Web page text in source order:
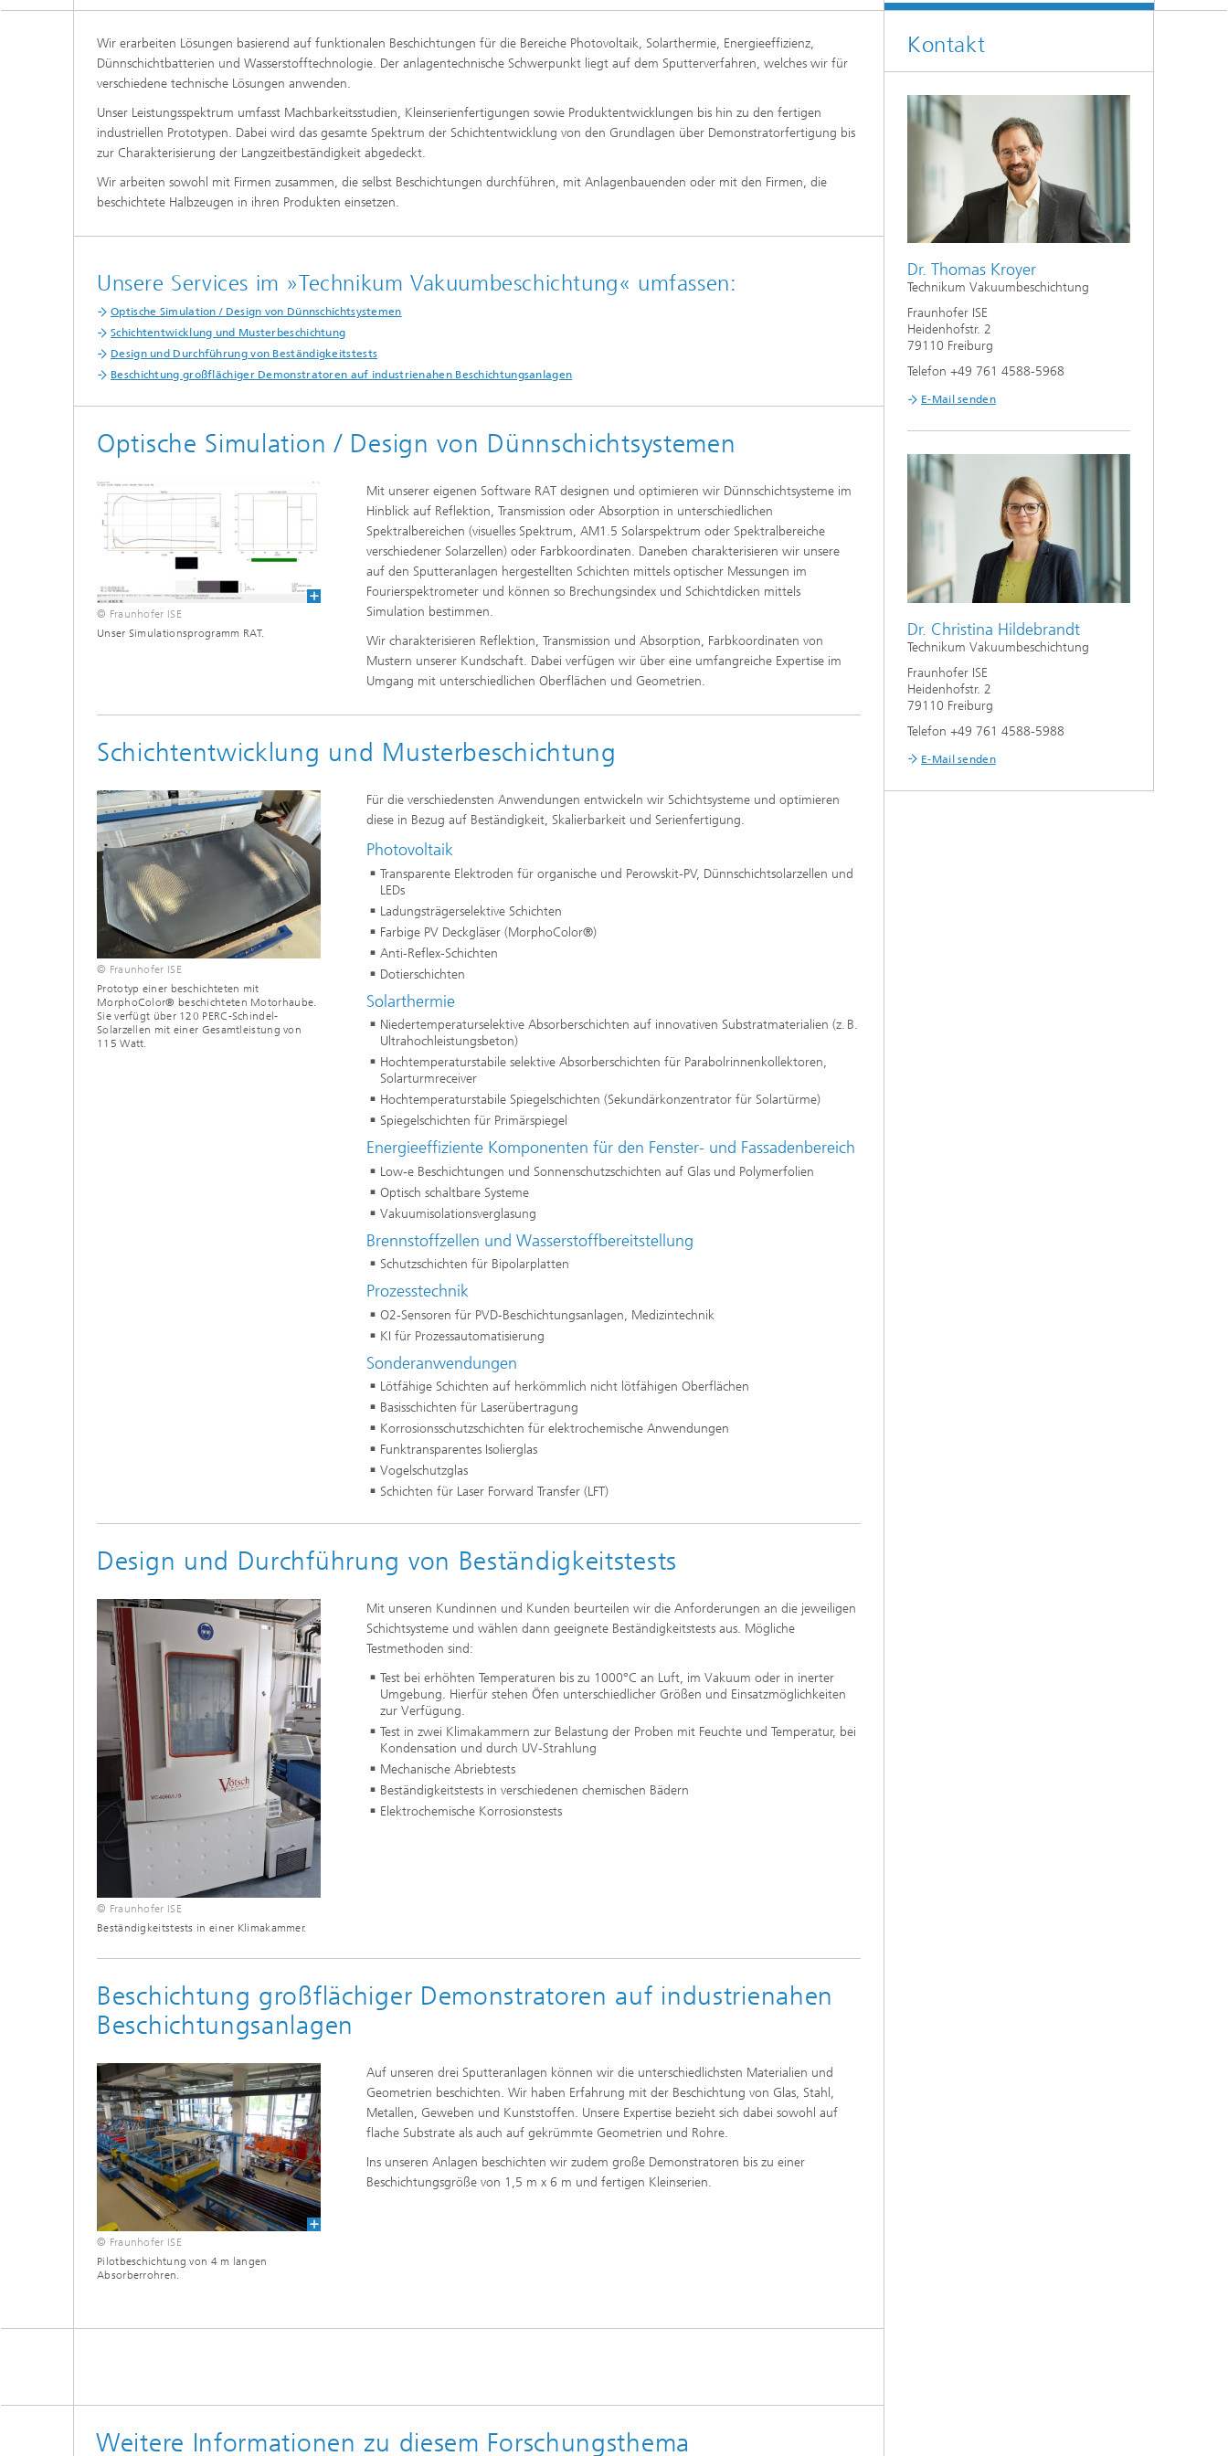
Wir erarbeiten Lösungen basierend auf funktionalen Beschichtungen für die Bereiche Photovoltaik, Solarthermie, Energieeffizienz,
Dünnschichtbatterien und Wasserstofftechnologie. Der anlagentechnische Schwerpunkt liegt auf dem Sputterverfahren, welches wir für
verschiedene technische Lösungen anwenden.
Unser Leistungsspektrum umfasst Machbarkeitsstudien, Kleinserienfertigungen sowie Produktentwicklungen bis hin zu den fertigen
industriellen Prototypen. Dabei wird das gesamte Spektrum der Schichtentwicklung von den Grundlagen über Demonstratorfertigung bis
zur Charakterisierung der Langzeitbeständigkeit abgedeckt.
Wir arbeiten sowohl mit Firmen zusammen, die selbst Beschichtungen durchführen, mit Anlagenbauenden oder mit den Firmen, die
beschichtete Halbzeugen in ihren Produkten einsetzen.
Unsere Services im »Technikum Vakuumbeschichtung« umfassen:
Optische Simulation / Design von Dünnschichtsystemen
Schichtentwicklung und Musterbeschichtung
Design und Durchführung von Beständigkeitstests
Beschichtung großflächiger Demonstratoren auf industrienahen Beschichtungsanlagen
Optische Simulation / Design von Dünnschichtsystemen
© Fraunhofer ISE
Unser Simulationsprogramm RAT.
Mit unserer eigenen Software RAT designen und optimieren wir Dünnschichtsysteme im
Hinblick auf Reflektion, Transmission oder Absorption in unterschiedlichen
Spektralbereichen (visuelles Spektrum, AM1.5 Solarspektrum oder Spektralbereiche
verschiedener Solarzellen) oder Farbkoordinaten. Daneben charakterisieren wir unsere
auf den Sputteranlagen hergestellten Schichten mittels optischer Messungen im
Fourierspektrometer und können so Brechungsindex und Schichtdicken mittels
Simulation bestimmen.
Wir charakterisieren Reflektion, Transmission und Absorption, Farbkoordinaten von
Mustern unserer Kundschaft. Dabei verfügen wir über eine umfangreiche Expertise im
Umgang mit unterschiedlichen Oberflächen und Geometrien.
Schichtentwicklung und Musterbeschichtung
© Fraunhofer ISE
Prototyp einer beschichteten mit
MorphoColor® beschichteten Motorhaube.
Sie verfügt über 120 PERC-Schindel-
Solarzellen mit einer Gesamtleistung von
115 Watt.
Für die verschiedensten Anwendungen entwickeln wir Schichtsysteme und optimieren
diese in Bezug auf Beständigkeit, Skalierbarkeit und Serienfertigung.
Photovoltaik
Transparente Elektroden für organische und Perowskit-PV, Dünnschichtsolarzellen und
LEDs
Ladungsträgerselektive Schichten
Farbige PV Deckgläser (MorphoColor®)
Anti-Reflex-Schichten
Dotierschichten
Solarthermie
Niedertemperaturselektive Absorberschichten auf innovativen Substratmaterialien (z. B.
Ultrahochleistungsbeton)
Hochtemperaturstabile selektive Absorberschichten für Parabolrinnenkollektoren,
Solarturmreceiver
Hochtemperaturstabile Spiegelschichten (Sekundärkonzentrator für Solartürme)
Spiegelschichten für Primärspiegel
Energieeffiziente Komponenten für den Fenster- und Fassadenbereich
Low-e Beschichtungen und Sonnenschutzschichten auf Glas und Polymerfolien
Optisch schaltbare Systeme
Vakuumisolationsverglasung
Brennstoffzellen und Wasserstoffbereitstellung
Schutzschichten für Bipolarplatten
Prozesstechnik
O2-Sensoren für PVD-Beschichtungsanlagen, Medizintechnik
KI für Prozessautomatisierung
Sonderanwendungen
Lötfähige Schichten auf herkömmlich nicht lötfähigen Oberflächen
Basisschichten für Laserübertragung
Korrosionsschutzschichten für elektrochemische Anwendungen
Funktransparentes Isolierglas
Vogelschutzglas
Schichten für Laser Forward Transfer (LFT)
Design und Durchführung von Beständigkeitstests
© Fraunhofer ISE
Beständigkeitstests in einer Klimakammer.
Mit unseren Kundinnen und Kunden beurteilen wir die Anforderungen an die jeweiligen
Schichtsysteme und wählen dann geeignete Beständigkeitstests aus. Mögliche
Testmethoden sind:
Test bei erhöhten Temperaturen bis zu 1000°C an Luft, im Vakuum oder in inerter
Umgebung. Hierfür stehen Öfen unterschiedlicher Größen und Einsatzmöglichkeiten
zur Verfügung.
Test in zwei Klimakammern zur Belastung der Proben mit Feuchte und Temperatur, bei
Kondensation und durch UV-Strahlung
Mechanische Abriebtests
Beständigkeitstests in verschiedenen chemischen Bädern
Elektrochemische Korrosionstests
Beschichtung großflächiger Demonstratoren auf industrienahen
Beschichtungsanlagen
© Fraunhofer ISE
Pilotbeschichtung von 4 m langen
Absorberrohren.
Auf unseren drei Sputteranlagen können wir die unterschiedlichsten Materialien und
Geometrien beschichten. Wir haben Erfahrung mit der Beschichtung von Glas, Stahl,
Metallen, Geweben und Kunststoffen. Unsere Expertise bezieht sich dabei sowohl auf
flache Substrate als auch auf gekrümmte Geometrien und Rohre.
Ins unseren Anlagen beschichten wir zudem große Demonstratoren bis zu einer
Beschichtungsgröße von 1,5 m x 6 m und fertigen Kleinserien.
Weitere Informationen zu diesem Forschungsthema
Kontakt
Dr. Thomas Kroyer
Technikum Vakuumbeschichtung
Fraunhofer ISE
Heidenhofstr. 2
79110 Freiburg
Telefon +49 761 4588-5968
E-Mail senden
Dr. Christina Hildebrandt
Technikum Vakuumbeschichtung
Fraunhofer ISE
Heidenhofstr. 2
79110 Freiburg
Telefon +49 761 4588-5988
E-Mail senden